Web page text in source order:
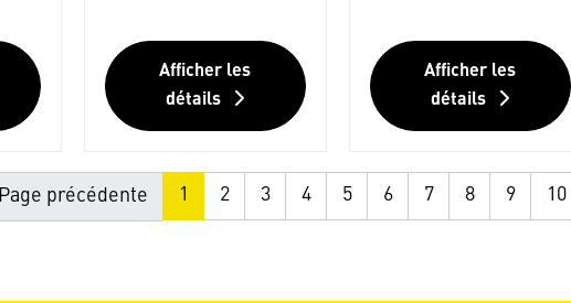
Afficher les
détails
Afficher les
détails
Page précédente 1 2 3 4 5 6 7 8 9 10